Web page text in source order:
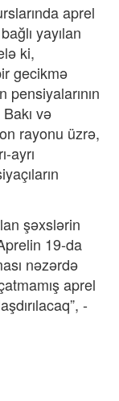
aprel
yayılan
ki,
gecikmə
pensiyalarının
və
rayonu üzrə,
ayrı
şəxslərin
19-da
nəzərdə
aprel
-